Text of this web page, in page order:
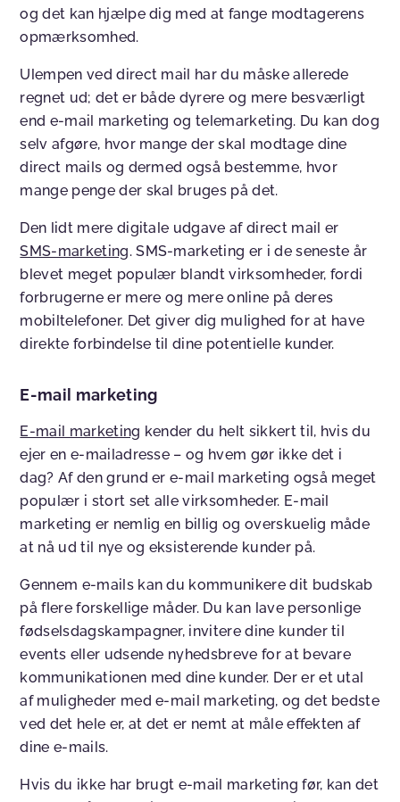
og det kan hjælpe dig med at fange modtagerens
opmærksomhed.
Ulempen ved direct mail har du måske allerede
regnet ud; det er både dyrere og mere besværligt
end e-mail marketing og telemarketing. Du kan dog
selv afgøre, hvor mange der skal modtage dine
direct mails og dermed også bestemme, hvor
mange penge der skal bruges på det.
Den lidt mere digitale udgave af direct mail er
SMS-marketing. SMS-marketing er i de seneste år
blevet meget populær blandt virksomheder, fordi
forbrugerne er mere og mere online på deres
mobiltelefoner. Det giver dig mulighed for at have
direkte forbindelse til dine potentielle kunder.
E-mail marketing
E-mail marketing kender du helt sikkert til, hvis du
ejer en e-mailadresse – og hvem gør ikke det i
dag? Af den grund er e-mail marketing også meget
populær i stort set alle virksomheder. E-mail
marketing er nemlig en billig og overskuelig måde
at nå ud til nye og eksisterende kunder på.
Gennem e-mails kan du kommunikere dit budskab
på flere forskellige måder. Du kan lave personlige
fødselsdagskampagner, invitere dine kunder til
events eller udsende nyhedsbreve for at bevare
kommunikationen med dine kunder. Der er et utal
af muligheder med e-mail marketing, og det bedste
ved det hele er, at det er nemt at måle effekten af
dine e-mails.
Hvis du ikke har brugt e-mail marketing før, kan det